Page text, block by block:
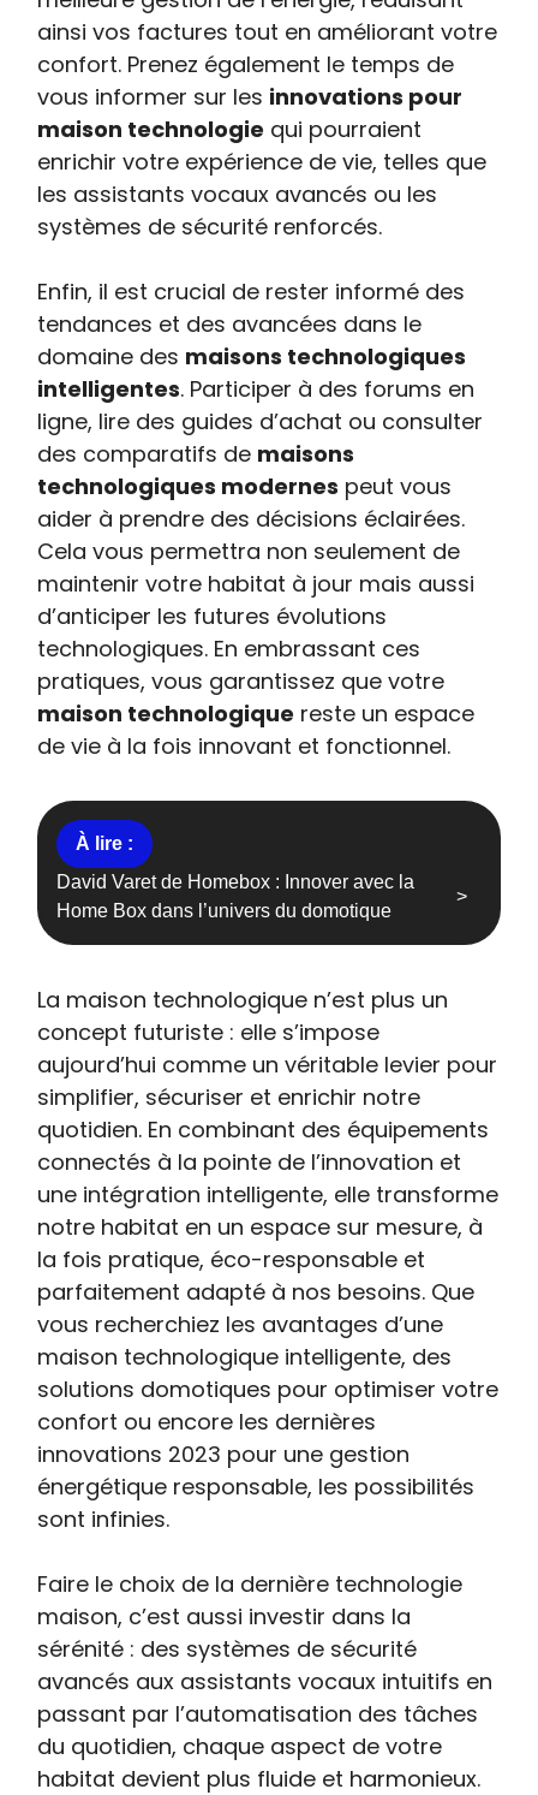
ainsi vos factures tout en améliorant votre
confort. Prenez également le temps de
vous informer sur les innovations pour
maison technologie qui pourraient
enrichir votre expérience de vie, telles que
les assistants vocaux avancés ou les
systèmes de sécurité renforcés.
Enfin, il est crucial de rester informé des
tendances et des avancées dans le
domaine des maisons technologiques
intelligentes. Participer à des forums en
ligne, lire des guides d’achat ou consulter
des comparatifs de maisons
technologiques modernes peut vous
aider à prendre des décisions éclairées.
Cela vous permettra non seulement de
maintenir votre habitat à jour mais aussi
d’anticiper les futures évolutions
technologiques. En embrassant ces
pratiques, vous garantissez que votre
maison technologique reste un espace
de vie à la fois innovant et fonctionnel.
David Varet de Homebox : Innover avec la
Home Box dans l’univers du domotique
La maison technologique n’est plus un
concept futuriste : elle s’impose
aujourd’hui comme un véritable levier pour
simplifier, sécuriser et enrichir notre
quotidien. En combinant des équipements
connectés à la pointe de l’innovation et
une intégration intelligente, elle transforme
notre habitat en un espace sur mesure, à
la fois pratique, éco-responsable et
parfaitement adapté à nos besoins. Que
vous recherchiez les avantages d’une
maison technologique intelligente, des
solutions domotiques pour optimiser votre
confort ou encore les dernières
innovations 2023 pour une gestion
énergétique responsable, les possibilités
sont infinies.
Faire le choix de la dernière technologie
maison, c’est aussi investir dans la
sérénité : des systèmes de sécurité
avancés aux assistants vocaux intuitifs en
passant par l’automatisation des tâches
du quotidien, chaque aspect de votre
habitat devient plus fluide et harmonieux.